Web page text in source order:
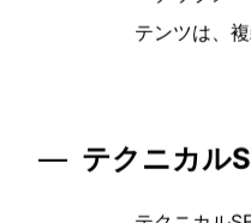
2.3 コン
2.3.1 質の
「テクノロ